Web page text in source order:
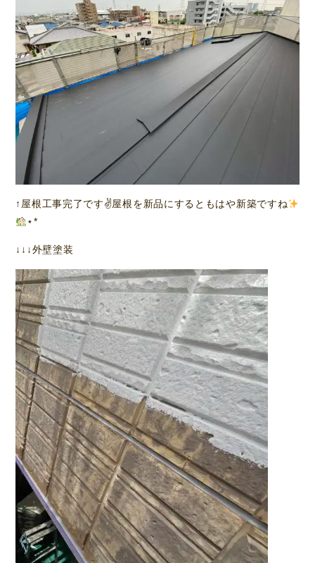
↑屋根工事完了です✌屋根を新品にするともはや新築ですね
⋆*
↓↓↓外壁塗装